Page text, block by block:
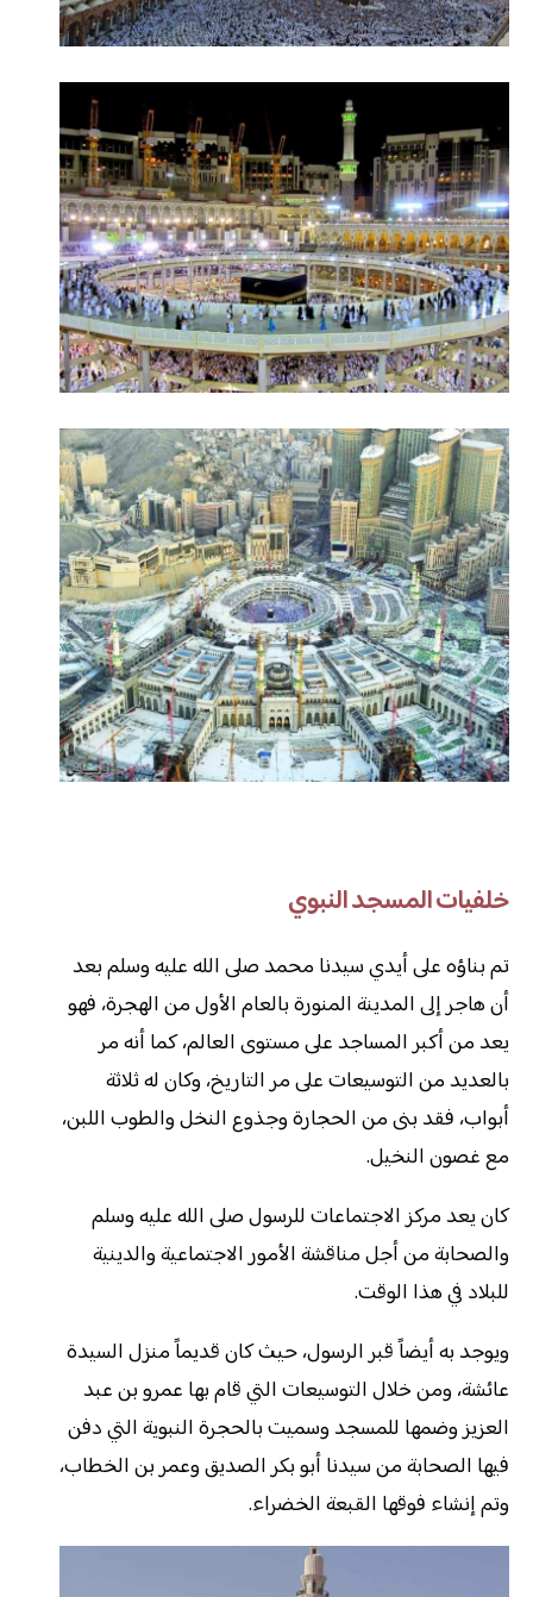
خلفيات المسجد النبوي
تم بناؤه على أيدي سيدنا محمد صلى الله عليه وسلم بعد
أن هاجر إلى المدينة المنورة بالعام الأول من الهجرة، فهو
يعد من أكبر المساجد على مستوى العالم، كما أنه مر
بالعديد من التوسيعات على مر التاريخ، وكان له ثلاثة
أبواب، فقد بنى من الحجارة وجذوع النخل والطوب اللبن،
مع غصون النخيل.
كان يعد مركز الاجتماعات للرسول صلى الله عليه وسلم
والصحابة من أجل مناقشة الأمور الاجتماعية والدينية
للبلاد في هذا الوقت.
ويوجد به أيضاً قبر الرسول، حيث كان قديماً منزل السيدة
عائشة، ومن خلال التوسيعات التي قام بها عمرو بن عبد
العزيز وضمها للمسجد وسميت بالحجرة النبوية التي دفن
فيها الصحابة من سيدنا أبو بكر الصديق وعمر بن الخطاب،
وتم إنشاء فوقها القبعة الخضراء.